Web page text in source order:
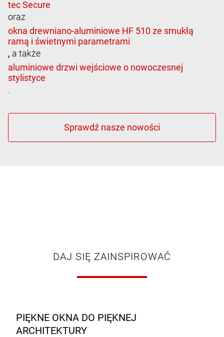
oraz
, a także
.
DAJ SIĘ ZAINSPIROWAĆ
PIĘKNE OKNA DO PIĘKNEJ
ARCHITEKTURY